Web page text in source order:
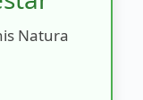
Natura